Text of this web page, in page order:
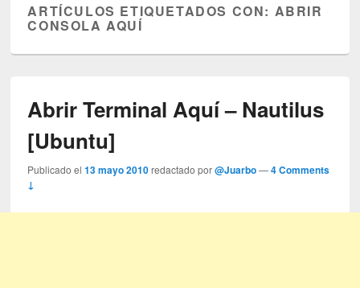
ARTÍCULOS ETIQUETADOS CON: ABRIR
CONSOLA AQUÍ
Abrir Terminal Aquí – Nautilus
[Ubuntu]
Publicado el13 mayo 2010 redactado por@Juarbo —4 Comments
↓